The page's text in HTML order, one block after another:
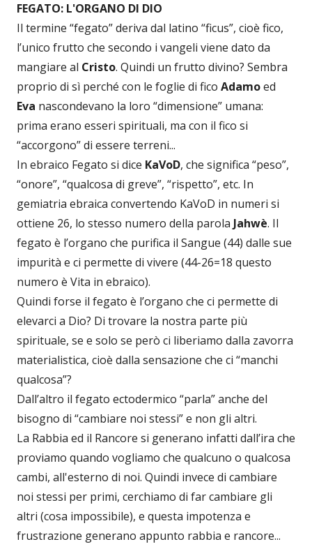
FEGATO: L'ORGANO DI DIO
Il termine “fegato” deriva dal latino “ficus”, cioè fico,
l’unico frutto che secondo i vangeli viene dato da
mangiare al Cristo. Quindi un frutto divino? Sembra
proprio di sì perché con le foglie di fico Adamoed
Eva nascondevano la loro “dimensione” umana:
prima erano esseri spirituali, ma con il fico si
“accorgono” di essere terreni...
In ebraico Fegato si dice KaVoD, che significa “peso”,
“onore”, “qualcosa di greve”, “rispetto”, etc. In
gemiatria ebraica convertendo KaVoD in numeri si
ottiene 26, lo stesso numero della parola Jahwè. Il
fegato è l’organo che purifica il Sangue (44) dalle sue
impurità e ci permette di vivere (44-26=18 questo
numero è Vita in ebraico).
Quindi forse il fegato è l’organo che ci permette di
elevarci a Dio? Di trovare la nostra parte più
spirituale, se e solo se però ci liberiamo dalla zavorra
materialistica, cioè dalla sensazione che ci “manchi
qualcosa”?
Dall’altro il fegato ectodermico “parla” anche del
bisogno di “cambiare noi stessi” e non gli altri.
La Rabbia ed il Rancore si generano infatti dall’ira che
proviamo quando vogliamo che qualcuno o qualcosa
cambi, all'esterno di noi. Quindi invece di cambiare
noi stessi per primi, cerchiamo di far cambiare gli
altri (cosa impossibile), e questa impotenza e
frustrazione generano appunto rabbia e rancore...